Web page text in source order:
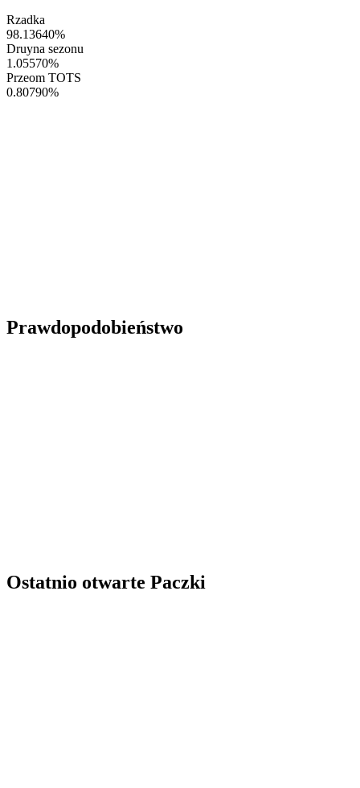
Rzadka
98.13640%
Druyna sezonu
1.05570%
Przeom TOTS
0.80790%
Prawdopodobieństwo
Ostatnio otwarte Paczki